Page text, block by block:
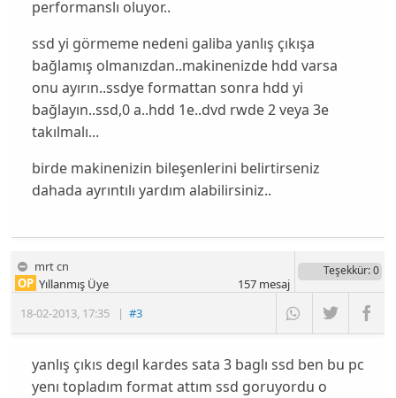
performanslı oluyor..
ssd yi görmeme nedeni galiba yanlış çıkışa
bağlamış olmanızdan..makinenizde hdd varsa
onu ayırın..ssdye formattan sonra hdd yi
bağlayın..ssd,0 a..hdd 1e..dvd rwde 2 veya 3e
takılmalı...
birde makinenizin bileşenlerini belirtirseniz
dahada ayrıntılı yardım alabilirsiniz..
mrt cn
18-02-2013, 17:35 |#3
OP Yıllanmış Üye
Teşekkür: 0
157mesaj
yanlış çıkıs degıl kardes sata 3 baglı ssd ben bu pc
yenı topladım format attım ssd goruyordu o